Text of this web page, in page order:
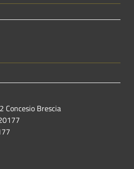
Concesio Brescia